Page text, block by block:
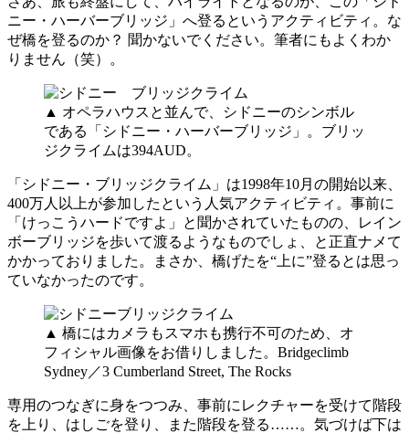
ニー・ハーバーブリッジ」へ登るというアクティビティ。な
ぜ橋を登るのか？ 聞かないでください。筆者にもよくわか
りません（笑）。
▲ オペラハウスと並んで、シドニーのシンボル
である「シドニー・ハーバーブリッジ」。ブリッ
ジクライムは394AUD。
「シドニー・ブリッジクライム」は1998年10月の開始以来、
400万人以上が参加したという人気アクティビティ。事前に
「けっこうハードですよ」と聞かされていたものの、レイン
ボーブリッジを歩いて渡るようなものでしょ、と正直ナメて
かかっておりました。まさか、橋げたを“上に”登るとは思っ
ていなかったのです。
▲ 橋にはカメラもスマホも携行不可のため、オ
フィシャル画像をお借りしました。Bridgeclimb
Sydney／3 Cumberland Street, The Rocks
専用のつなぎに身をつつみ、事前にレクチャーを受けて階段
を上り、はしごを登り、また階段を登る……。気づけば下は